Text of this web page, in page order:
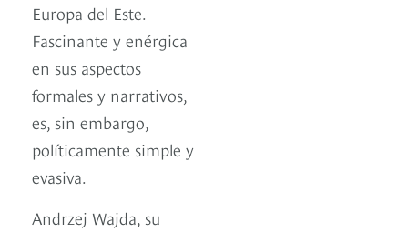
Europa del Este.
Fascinante y enérgica
en sus aspectos
formales y narrativos,
es, sin embargo,
políticamente simple y
evasiva.
Andrzej Wajda, su